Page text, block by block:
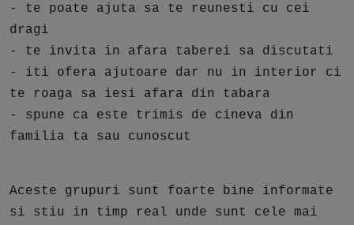
- te poate ajuta sa te reunesti cu cei
dragi
- te invita in afara taberei sa discutati
- iti ofera ajutoare dar nu in interior ci
te roaga sa iesi afara din tabara
- spune ca este trimis de cineva din
familia ta sau cunoscut
Aceste grupuri sunt foarte bine informate
si stiu in timp real unde sunt cele mai